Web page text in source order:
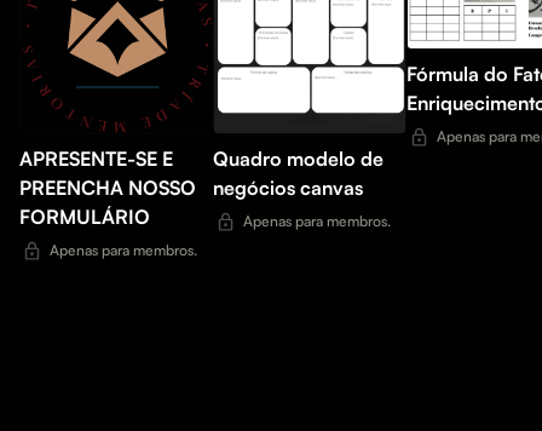
APRESENTE-SE E
PREENCHA NOSSO
FORMULÁRIO
Apenas para membros.
Quadro modelo de
negócios canvas
Apenas para membros.
Fórmula do
Apenas para